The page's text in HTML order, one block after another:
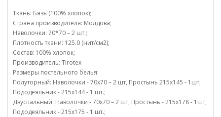
Ткань: Бязь (100% хлопок);
Страна производителя: Молдова;
Наволочки: 70*70 – 2 шт.;
Плотность ткани: 125.0 (нит/см2);
Состав: 100% хлопок;
Производитель: Tirotex
Размеры постельного белья:
Полуторный: Наволочки - 70х70 – 2 шт, Простынь 215х145 - 1шт,
Пододеяльник - 215х144 - 1 шт.;
Двуспальный: Наволочки - 70х70 – 2 шт, Простынь - 215х178 - 1шт,
Пододеяльник - 215х175 - 1 шт.;